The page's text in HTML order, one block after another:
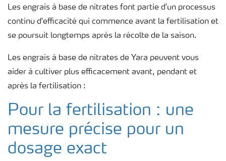
Les engrais à base de nitrates font partie d'un processus
continu d'efficacité qui commence avant la fertilisation et
se poursuit longtemps après la récolte de la saison.
Les engrais à base de nitrates de Yara peuvent vous
aider à cultiver plus efficacement avant, pendant et
après la fertilisation :
Pour la fertilisation : une
mesure précise pour un
dosage exact